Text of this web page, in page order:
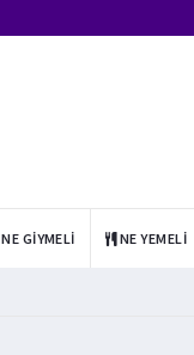
NE GIYMELI NE YEMELI